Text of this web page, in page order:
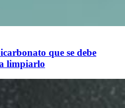
que se debe
limpiarlo